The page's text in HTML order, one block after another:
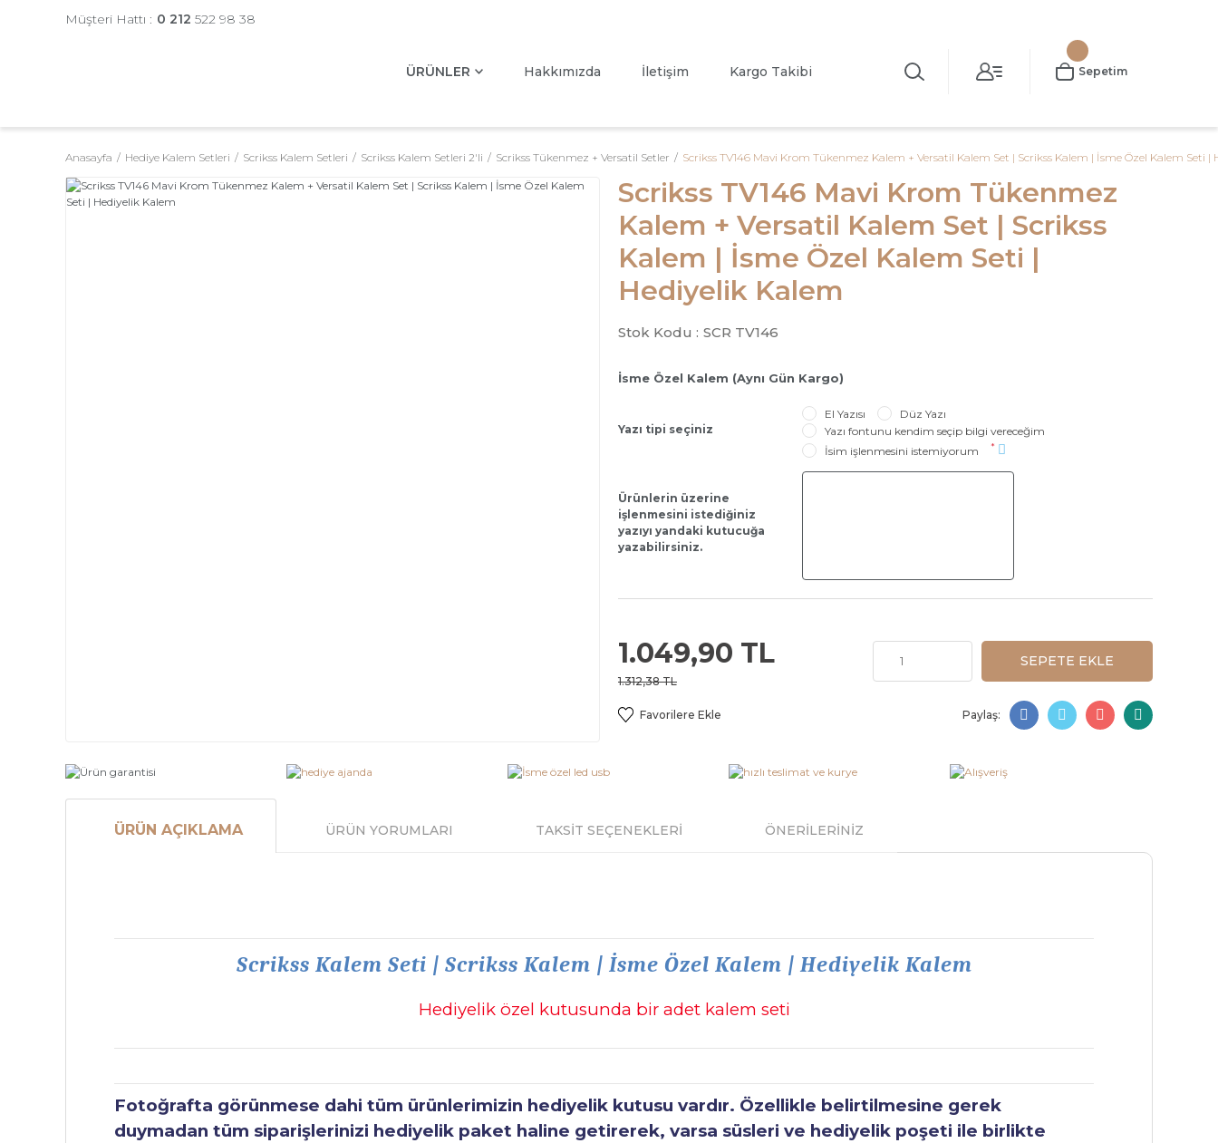
Müşteri Hattı : 0 212 522 98 38
ÜRÜNLER Hakkımızda İletişim Kargo Takibi Sepetim
Anasayfa Hediye Kalem Setleri Scrikss Kalem Setleri Scrikss Kalem Setleri 2'li Scrikss Tükenmez + Versatil Setler Scrikss TV146 Mavi Krom Tükenmez Kalem + Versatil Kalem Set | Scrikss Kalem | İsme Özel Kalem Seti |
Scrikss TV146 Mavi Krom Tükenmez
Kalem + Versatil Kalem Set | Scrikss
Kalem | İsme Özel Kalem Seti |
Hediyelik Kalem
Stok Kodu : SCR TV146
İsme Özel Kalem (Aynı Gün Kargo)
Yazı tipi seçiniz
El Yazısı
Düz Yazı
Yazı fontunu kendim seçip bilgi vereceğim
İsim işlenmesini istemiyorum
*
Ürünlerin üzerine
işlenmesini istediğiniz
yazıyı yandaki kutucuğa
yazabilirsiniz.
1.049,90 TL
1.312,38 TL
SEPETE EKLE
Paylaş:
ÜRÜN AÇIKLAMA ÜRÜN YORUMLARI TAKSİT SEÇENEKLERİ ÖNERİLERİNİZ
Scrikss Kalem Seti | Scrikss Kalem | İsme Özel Kalem | Hediyelik Kalem
Hediyelik özel kutusunda bir adet kalem seti
Fotoğrafta görünmese dahi tüm ürünlerimizin hediyelik kutusu vardır. Özellikle belirtilmesine gerek
duymadan tüm siparişlerinizi hediyelik paket haline getirerek, varsa süsleri ve hediyelik poşeti ile birlikte